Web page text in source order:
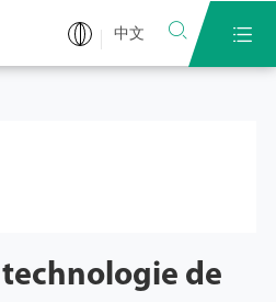
中文  
de